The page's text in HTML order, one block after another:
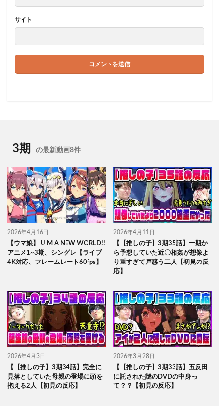
サイト
3期 の最新動画8件
2026年4月16日
【ウマ娘】 U M A NEW WORLD!!
アニメ1~3期、シングレ【ライブ
4K対応、フレームレート60fps】
2026年4月11日
【【推しの子】3期35話】一期か
ら予想していた近〇相姦が想像よ
り重すぎて戸惑う二人【初見の反
応】
2026年4月3日
【【推しの子】3期34話】完全に
見落としていた母親の登場に頭を
抱える2人【初見の反応】
2026年3月28日
【【推しの子】3期33話】五反田
に託された謎のDVDの中身っ
て？？【初見の反応】